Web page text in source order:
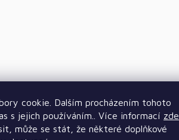
cookie. Dalším procházením tohoto
s jejich používáním.. Více informací zde
může se stát, že některé doplňkové